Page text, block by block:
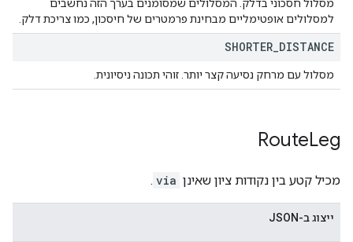
מסלול חסכוני בדלק. המסלולים שמסומנים בערך הזה נחשבים
למסלולים אופטימליים מבחינת פרמטרים של חיסכון, כמו צריכת דלק.
SHORTER DISTANCE
מסלול עם מרחק נסיעה קצר יותר. זוהי תכונה ניסיונית.
RouteLeg
מכיל קטע בין נקודות ציון שאינן via
.
ייצוג ב-JSON